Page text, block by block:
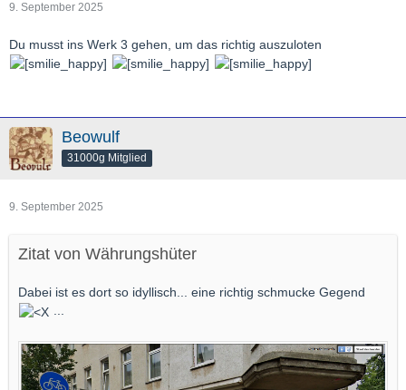
9. September 2025
Du musst ins Werk 3 gehen, um das richtig auszuloten
Beowulf
31000g Mitglied
9. September 2025
Zitat von Währungshüter
Dabei ist es dort so idyllisch... eine richtig schmucke Gegend
...